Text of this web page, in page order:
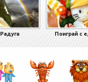
Радуга Поиграй с